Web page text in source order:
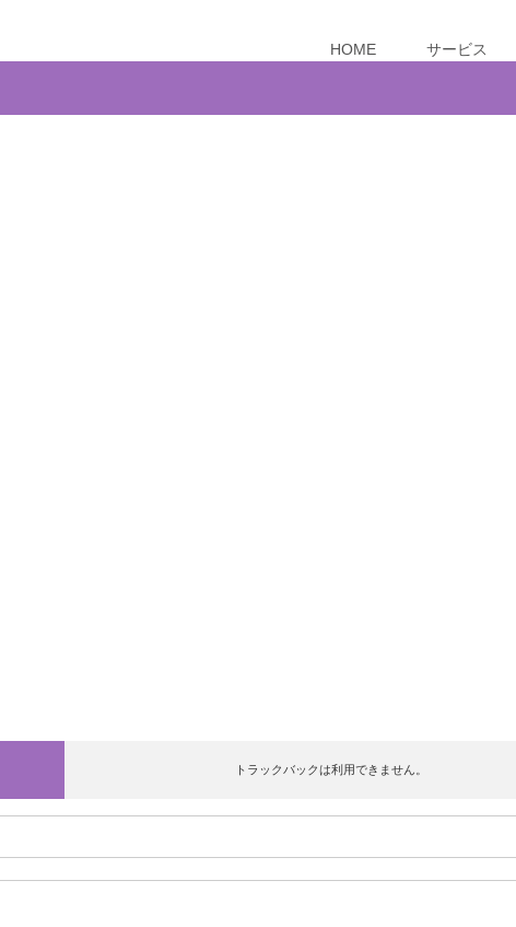
HOME サービス
トラックバックは利用できません。